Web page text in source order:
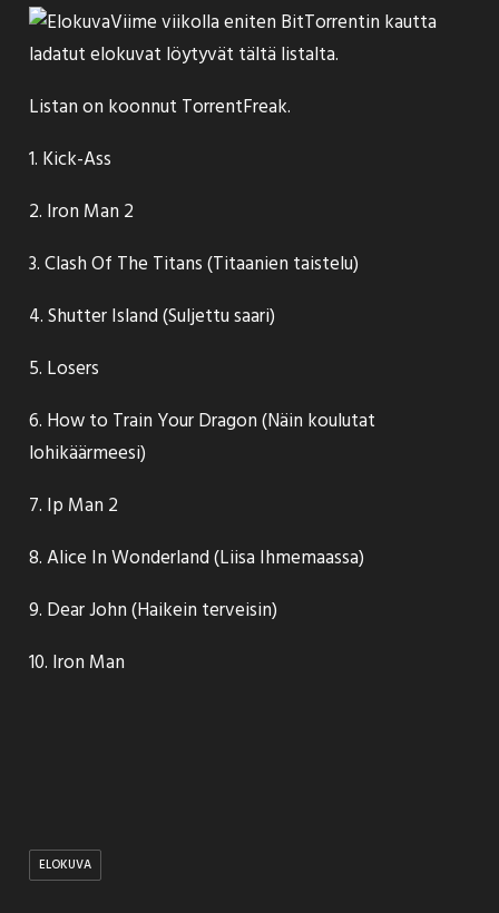
Viime viikolla eniten BitTorrentin kautta
ladatut elokuvat löytyvät tältä listalta.
Listan on koonnut TorrentFreak.
1. Kick-Ass
2. Iron Man 2
3. Clash Of The Titans (Titaanien taistelu)
4. Shutter Island (Suljettu saari)
5. Losers
6. How to Train Your Dragon (Näin koulutat
lohikäärmeesi)
7. Ip Man 2
8. Alice In Wonderland (Liisa Ihmemaassa)
9. Dear John (Haikein terveisin)
10. Iron Man
ELOKUVA